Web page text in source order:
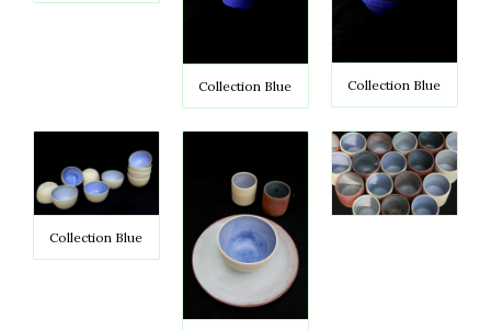
Collection Blue Collection Blue
Collection Blue